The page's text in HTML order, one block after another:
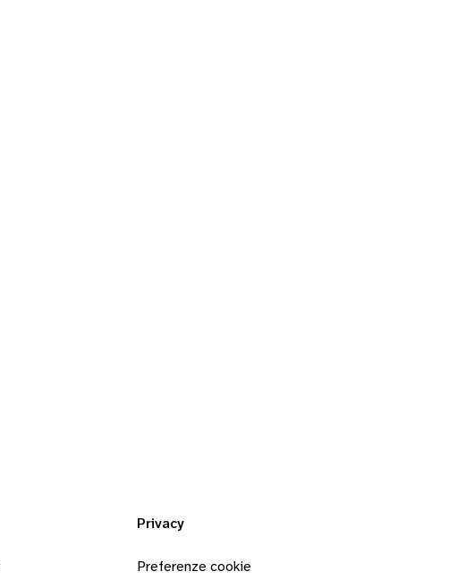
Privacy
Preferenze cookie